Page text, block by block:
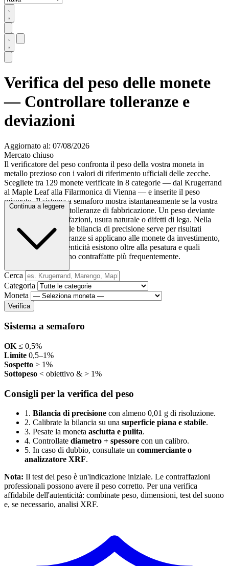
Verifica del peso delle monete
— Controllare tolleranze e
deviazioni
Aggiornato al: 07/08/2026
Mercato chiuso
Il verificatore del peso confronta il peso della vostra moneta in
metallo prezioso con i valori di riferimento ufficiali delle zecche.
Scegliete tra 129 monete verificate in 8 categorie — dal Krugerrand
al Maple Leaf alla Filarmonica di Vienna — e inserite il peso
misurato. Il sistema a semaforo mostra istantaneamente se la vostra
moneta rientra nelle tolleranze di fabbricazione. Un peso deviante
può indicare contraffazioni, usura naturale o difetti di lega. Nella
guida scoprirete quale bilancia di precisione serve per risultati
affidabili, quali tolleranze si applicano alle monete da investimento,
quali altri test di autenticità esistono oltre alla pesatura e quali
monete d'oro vengono contraffatte più frequentemente.
Cerca
Categoria
Moneta
Verifica
Sistema a semaforo
OK ≤ 0,5%
Limite 0,5–1%
Sospetto > 1%
Sottopeso < obiettivo & > 1%
Consigli per la verifica del peso
1. Bilancia di precisione con almeno 0,01 g di risoluzione.
2. Calibrate la bilancia su una superficie piana e stabile.
3. Pesate la moneta asciutta e pulita.
4. Controllate diametro + spessore con un calibro.
5. In caso di dubbio, consultate un commerciante o
analizzatore XRF.
Nota: Il test del peso è un'indicazione iniziale. Le contraffazioni
professionali possono avere il peso corretto. Per una verifica
affidabile dell'autenticità: combinate peso, dimensioni, test del suono
e, se necessario, analisi XRF.